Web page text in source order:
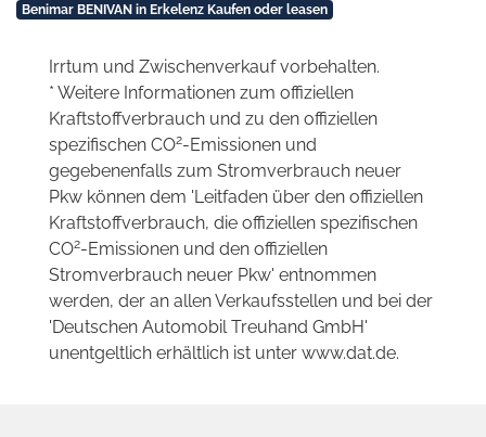
Benimar BENIVAN in Erkelenz Kaufen oder leasen
Irrtum und Zwischenverkauf vorbehalten.
* Weitere Informationen zum offiziellen
Kraftstoffverbrauch und zu den offiziellen
spezifischen CO2-Emissionen und
gegebenenfalls zum Stromverbrauch neuer
Pkw können dem 'Leitfaden über den offiziellen
Kraftstoffverbrauch, die offiziellen spezifischen
CO2-Emissionen und den offiziellen
Stromverbrauch neuer Pkw' entnommen
werden, der an allen Verkaufsstellen und bei der
'Deutschen Automobil Treuhand GmbH'
unentgeltlich erhältlich ist unter www.dat.de.